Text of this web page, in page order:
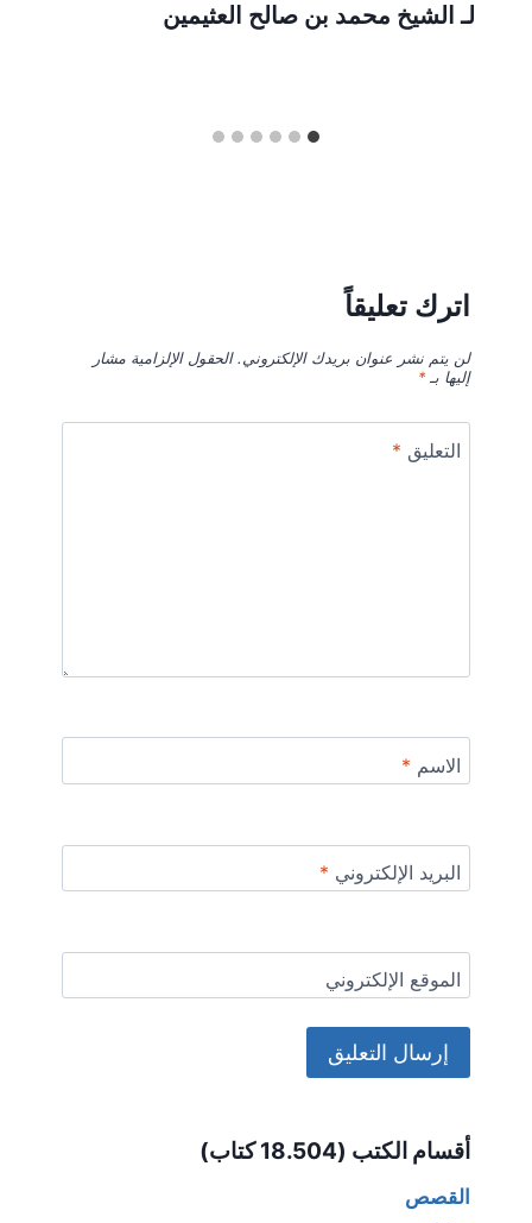
لـ الشيخ محمد بن صالح العثيمين
اترك تعليقاً
لن يتم نشر عنوان بريدك الإلكتروني. الحقول الإلزامية مشار
إليها بـ*
التعليق *
الاسم *
البريد الإلكتروني *
الموقع الإلكتروني
أقسام الكتب (18.504 كتاب)
القصص